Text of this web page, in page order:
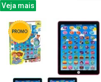
Veja mais